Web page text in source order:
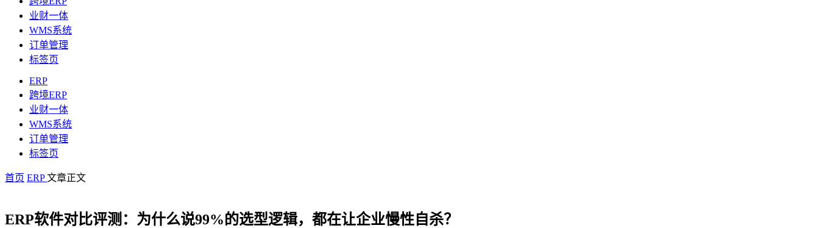
业财一体
WMS系统
订单管理
标签页
ERP
跨境ERP
业财一体
WMS系统
订单管理
标签页
首页 ERP文章正文
ERP软件对比评测：为什么说99%的选型逻辑，都在让企业慢性自杀？